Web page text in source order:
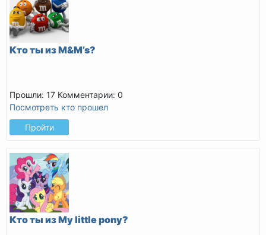
Кто ты из M&M’s?
Прошли: 17 Комментарии: 0
Посмотреть кто прошел
Пройти
Кто ты из My little pony?